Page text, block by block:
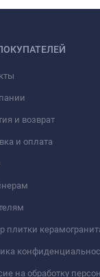
и возврат
и оплата
плитки
на обработку